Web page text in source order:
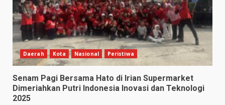
Daerah Kota Nasional Peristiwa
Senam Pagi Bersama Hato di Irian Supermarket
Dimeriahkan Putri Indonesia Inovasi dan Teknologi
2025